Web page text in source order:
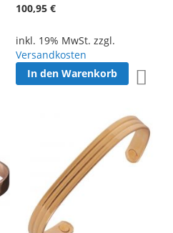
Zur Wunschliste hinzufügen
100,95 €
inkl. 19% MwSt. zzgl.
Versandkosten
In den Warenkorb